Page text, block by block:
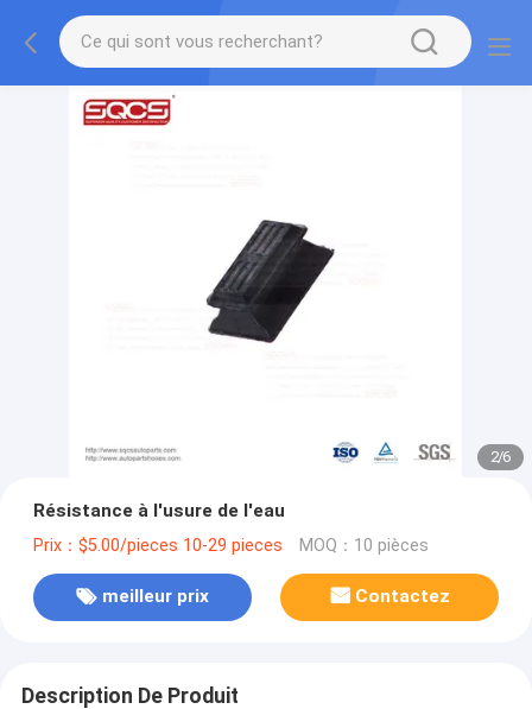
2/6
Résistance à l'usure de l'eau
Prix：$5.00/pieces 10-29 pieces MOQ：10 pièces
meilleur prix Contactez
Description De Produit